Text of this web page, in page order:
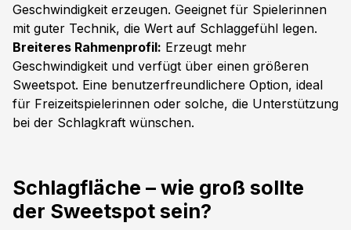
Geschwindigkeit erzeugen. Geeignet für Spielerinnen
mit guter Technik, die Wert auf Schlaggefühl legen.
Breiteres Rahmenprofil: Erzeugt mehr
Geschwindigkeit und verfügt über einen größeren
Sweetspot. Eine benutzerfreundlichere Option, ideal
für Freizeitspielerinnen oder solche, die Unterstützung
bei der Schlagkraft wünschen.
Schlagfläche – wie groß sollte
der Sweetspot sein?